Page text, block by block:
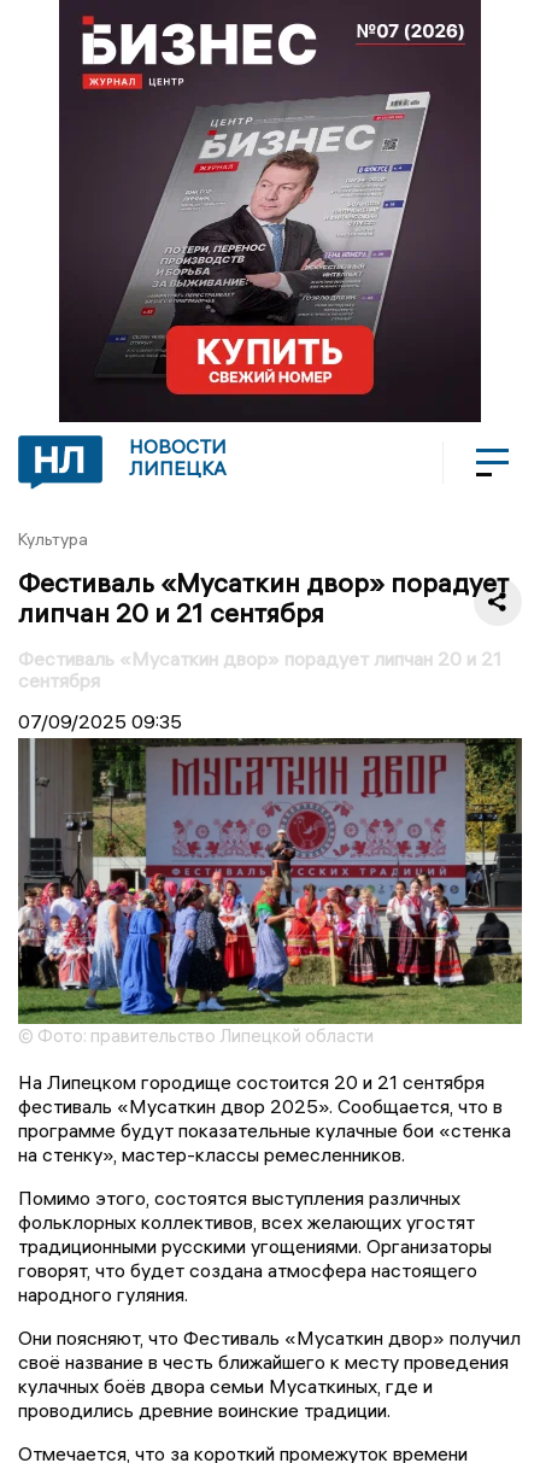
НОВОСТИ
ЛИПЕЦКА
Культура
Фестиваль «Мусаткин двор» порадует
липчан 20 и 21 сентября
Фестиваль «Мусаткин двор» порадует липчан 20 и 21
сентября
07/09/2025 09:35
© Фото: правительство Липецкой области
На Липецком городище состоится 20 и 21 сентября
фестиваль «Мусаткин двор 2025». Сообщается, что в
программе будут показательные кулачные бои «стенка
на стенку», мастер-классы ремесленников.
Помимо этого, состоятся выступления различных
фольклорных коллективов, всех желающих угостят
традиционными русскими угощениями. Организаторы
говорят, что будет создана атмосфера настоящего
народного гуляния.
Они поясняют, что Фестиваль «Мусаткин двор» получил
своё название в честь ближайшего к месту проведения
кулачных боёв двора семьи Мусаткиных, где и
проводились древние воинские традиции.
Отмечается, что за короткий промежуток времени